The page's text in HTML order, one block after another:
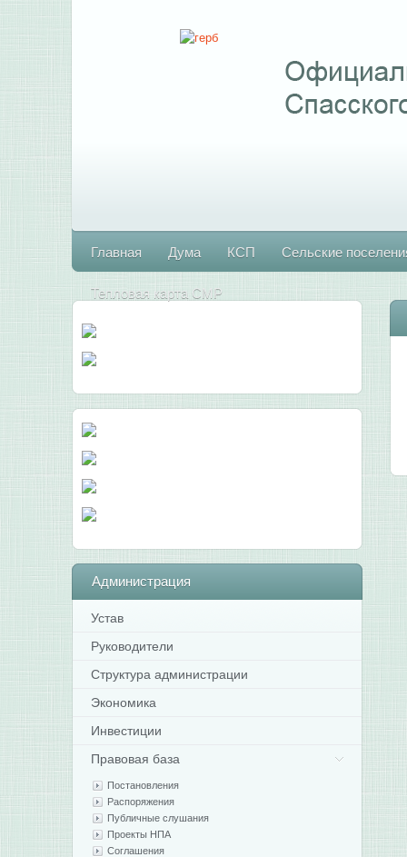
Главная Дума КСП Сельские
Тепловая карта СМР
Администрация
Устав
Руководители
Структура администрации
Экономика
Инвестиции
Правовая база
Постановления
Распоряжения
Публичные слушания
Проекты НПА
Соглашения